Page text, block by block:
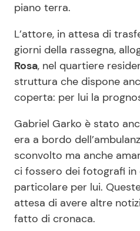
piano terra.
L’attore, in attesa di
giorni della rassegna,
Rosa, nel quartiere
struttura che dispone
coperta: per lui la
Gabriel Garko è stato
era a bordo
sconvolto ma anche
ci fossero dei fotografi
particolare per lui.
attesa di avere altre
fatto di cronaca.